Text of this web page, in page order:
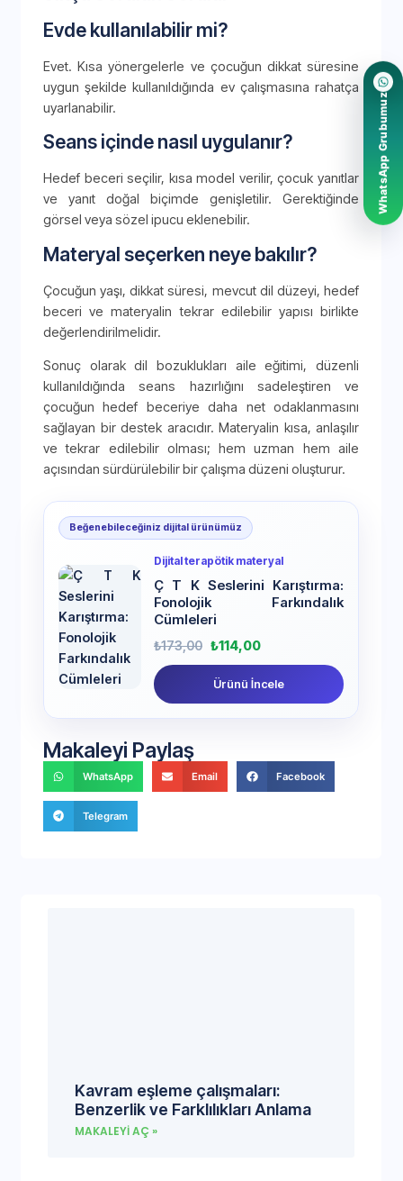
Evde kullanılabilir mi?
Evet. Kısa yönergelerle ve çocuğun dikkat süresine
uygun şekilde kullanıldığında ev çalışmasına rahatça
uyarlanabilir.
Seans içinde nasıl uygulanır?
Hedef beceri seçilir, kısa model verilir, çocuk yanıtlar
ve yanıt doğal biçimde genişletilir. Gerektiğinde
görsel veya sözel ipucu eklenebilir.
Materyal seçerken neye bakılır?
Çocuğun yaşı, dikkat süresi, mevcut dil düzeyi, hedef
beceri ve materyalin tekrar edilebilir yapısı birlikte
değerlendirilmelidir.
Sonuç olarak dil bozuklukları aile eğitimi, düzenli
kullanıldığında seans hazırlığını sadeleştiren ve
çocuğun hedef beceriye daha net odaklanmasını
sağlayan bir destek aracıdır. Materyalin kısa, anlaşılır
ve tekrar edilebilir olması; hem uzman hem aile
açısından sürdürülebilir bir çalışma düzeni oluşturur.
Beğenebileceğiniz dijital ürünümüz
Dijital terapötik materyal
Ç T K Seslerini Karıştırma:
Fonolojik Farkındalık
Cümleleri
₺173,00 ₺114,00
Ürünü İncele
Makaleyi Paylaş
WhatsApp Email Facebook
Telegram
Kavram eşleme çalışmaları:
Benzerlik ve Farklılıkları Anlama
MAKALEYI AÇ »
WhatsApp Grubumuz